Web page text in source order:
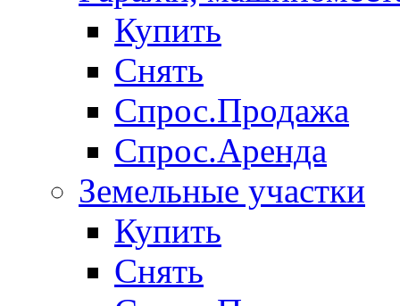
Купить
Снять
Спрос.Продажа
Спрос.Аренда
Земельные участки
Купить
Снять